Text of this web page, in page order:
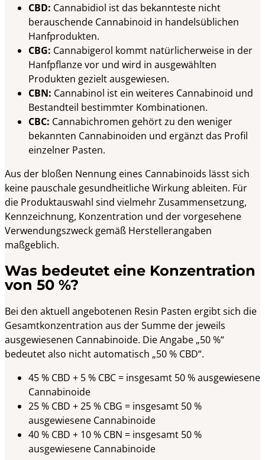
CBD: Cannabidiol ist das bekannteste nicht
berauschende Cannabinoid in handelsüblichen
Hanfprodukten.
CBG: Cannabigerol kommt natürlicherweise in der
Hanfpflanze vor und wird in ausgewählten
Produkten gezielt ausgewiesen.
CBN: Cannabinol ist ein weiteres Cannabinoid und
Bestandteil bestimmter Kombinationen.
CBC: Cannabichromen gehört zu den weniger
bekannten Cannabinoiden und ergänzt das Profil
einzelner Pasten.
Aus der bloßen Nennung eines Cannabinoids lässt sich
keine pauschale gesundheitliche Wirkung ableiten. Für
die Produktauswahl sind vielmehr Zusammensetzung,
Kennzeichnung, Konzentration und der vorgesehene
Verwendungszweck gemäß Herstellerangaben
maßgeblich.
Was bedeutet eine Konzentration
von 50 %?
Bei den aktuell angebotenen Resin Pasten ergibt sich die
Gesamtkonzentration aus der Summe der jeweils
ausgewiesenen Cannabinoide. Die Angabe „50 %“
bedeutet also nicht automatisch „50 % CBD“.
45 % CBD + 5 % CBC = insgesamt 50 % ausgewiesene
Cannabinoide
25 % CBD + 25 % CBG = insgesamt 50 %
ausgewiesene Cannabinoide
40 % CBD + 10 % CBN = insgesamt 50 %
ausgewiesene Cannabinoide